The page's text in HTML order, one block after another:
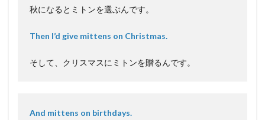
秋になるとミトンを選ぶんです。
Then I’d give mittens on Christmas.
そして、クリスマスにミトンを贈るんです。
And mittens on birthdays.